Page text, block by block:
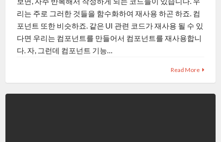
리는 주로 그러한 것들을 함수화하여 재사용 하곤 하죠. 컴
포넌트 또한 비슷하죠. 같은 UI 관련 코드가 재사용 될 수 있
다면 우리는 컴포넌트를 만들어서 컴포넌트를 재사용합니
다. 자, 그런데 컴포넌트 기능…
Read More